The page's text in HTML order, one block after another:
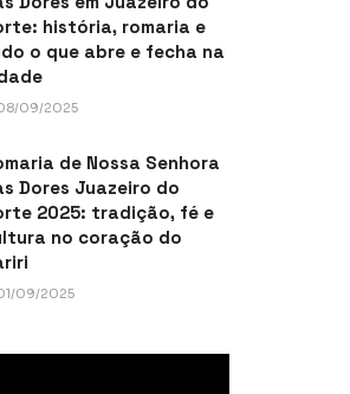
história, romaria e
o que abre e fecha na
09/2025
de Nossa Senhora
Dores Juazeiro do
2025: tradição, fé e
no coração do
09/2025